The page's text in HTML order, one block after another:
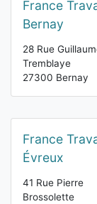
France
Bernay
28 Rue
Tremblaye
27300 Bernay
France
Évreux
41 Rue Pierre
Brossolette